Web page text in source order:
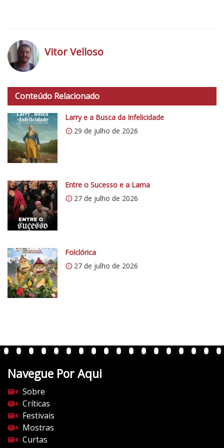
t
p
s
:
/
/
0
.
w
p
.
c
o
m
/
v
n
e
s
d
o
c
i
Vitor Velloso
Conteúdo Relacionado
Larry e a Busca da Infelicidade
29 de julho de 2026
Entre o Sucesso e a Lama
27 de julho de 2026
Folclórica
27 de julho de 2026
Navegue Por Aqui
Sobre
Críticas
Festivais
Mostras
Curtas